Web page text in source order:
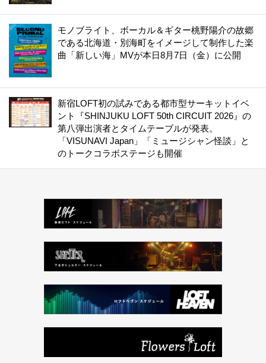
モノブライト、ボーカル＆ギター桃野陽介の故郷
である北海道・別海町をイメージして制作した楽
曲「新しい海」MVが本日8月7日（金）に公開
新宿LOFT初の試みである都市型サーキットイベ
ント『SHINJUKU LOFT 50th CIRCUIT 2026』の
第八弾出演者とタイムテーブルが発表。
「VISUNAVI Japan」「ミュージシャン怪談」と
のトークコラボステージも開催